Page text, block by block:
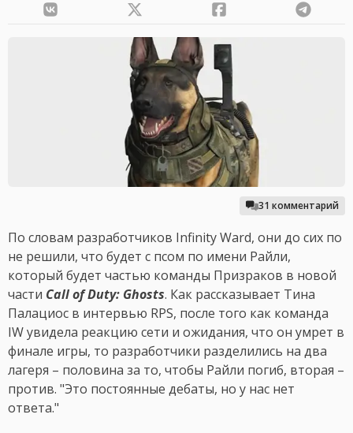
31 комментарий
По словам разработчиков Infinity Ward, они до сих по
не решили, что будет с псом по имени Райли,
который будет частью команды Призраков в новой
части Call of Duty: Ghosts. Как рассказывает Тина
Палациос в интервью RPS, после того как команда
IW увидела реакцию сети и ожидания, что он умрет в
финале игры, то разработчики разделились на два
лагеря – половина за то, чтобы Райли погиб, вторая –
против. "Это постоянные дебаты, но у нас нет
ответа."